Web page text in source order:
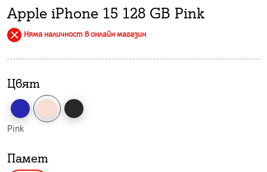
Apple iPhone 15 128 GB Pink
Няма наличност в онлайн магазин
Цвят
Pink
Памет